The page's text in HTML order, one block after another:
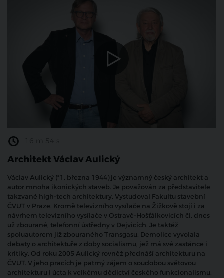
Architekt Václav Aulický
Václav Aulický (*1. března 1944) je významný český architekt a
autor mnoha ikonických staveb. Je považován za představitele
takzvané high-tech architektury. Vystudoval Fakultu stavební
ČVUT v Praze. Kromě televizního vysílače na Žižkově stojí i za
návrhem televizního vysílače v Ostravě-Hošťálkovicích či, dnes
už zbourané, telefonní ústředny v Dejvicích. Je taktéž
spoluautorem již zbouraného Transgasu. Demolice vyvolala
debaty o architektuře z doby socialismu, jež má své zastánce i
kritiky. Od roku 2005 Aulický rovněž přednáší architekturu na
ČVUT. V jeho pracích je patrný zájem o soudobou světovou
architekturu i úcta k velkému dědictví českého funkcionalismu.